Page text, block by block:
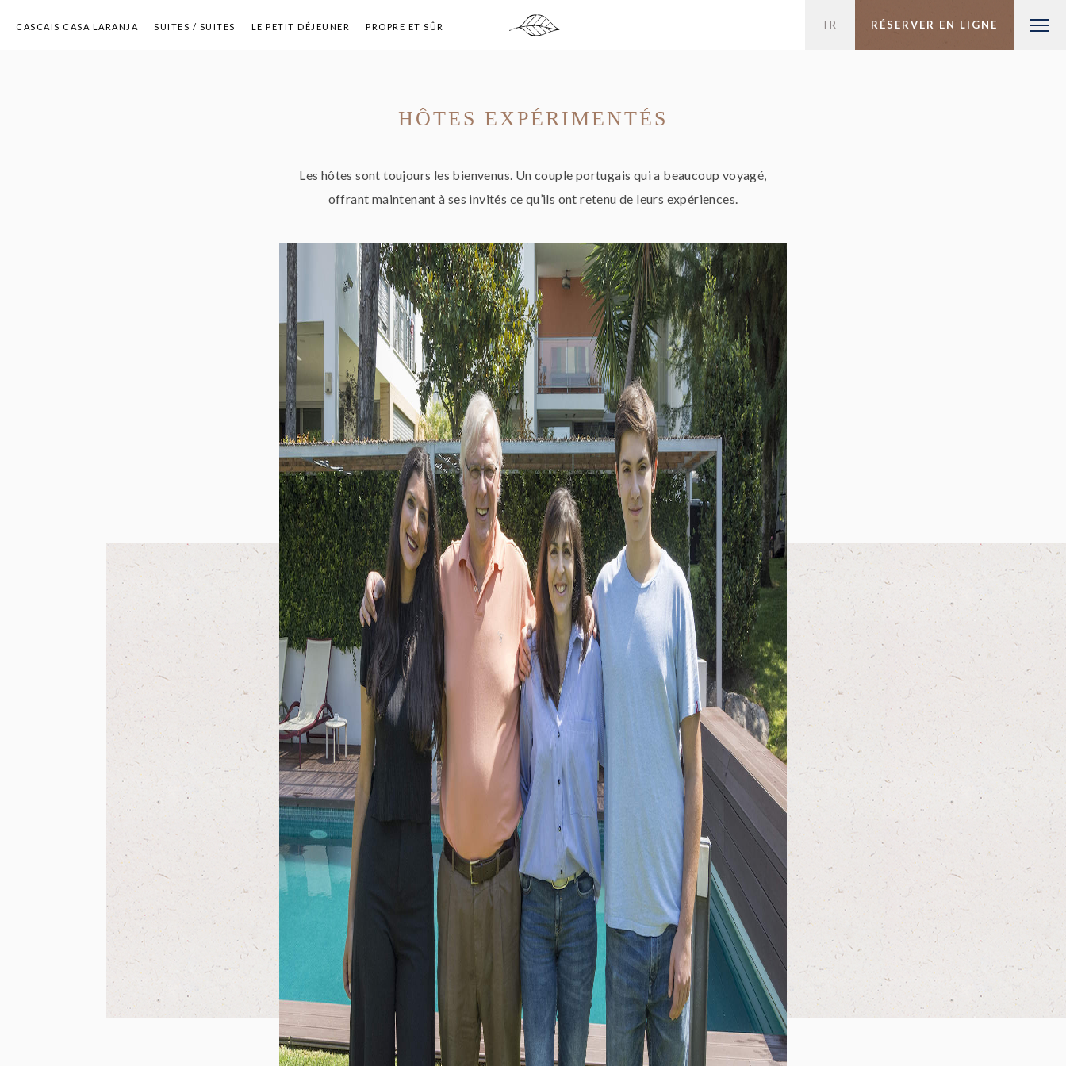
CASCAIS CASA LARANJA SUITES / SUITES LE PETIT DÉJEUNER PROPRE ET SÛR RÉSERVER EN LIGNE
EN
FR
DE
PT
ES
HÔTES EXPÉRIMENTÉS
Les hôtes sont toujours les bienvenus. Un couple portugais qui a beaucoup voyagé,
offrant maintenant à ses invités ce qu’ils ont retenu de leurs expériences.